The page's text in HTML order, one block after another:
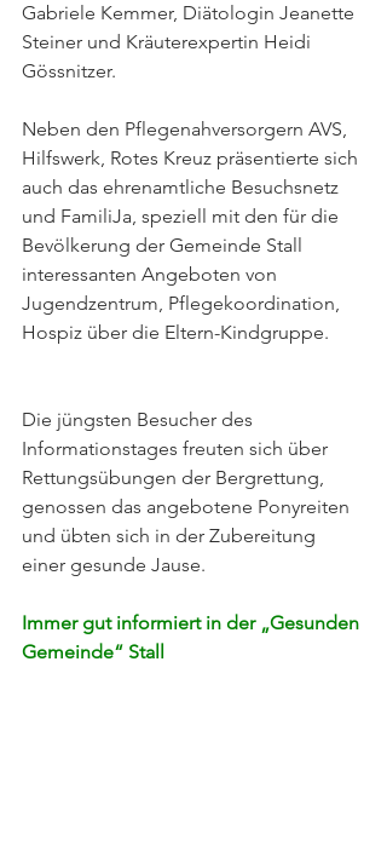
Gabriele Kemmer, Diätologin Jeanette
Steiner und Kräuterexpertin Heidi
Gössnitzer.
Neben den Pflegenahversorgern AVS,
Hilfswerk, Rotes Kreuz präsentierte sich
auch das ehrenamtliche Besuchsnetz
und FamiliJa, speziell mit den für die
Bevölkerung der Gemeinde Stall
interessanten Angeboten von
Jugendzentrum, Pflegekoordination,
Hospiz über die Eltern-Kindgruppe.
Die jüngsten Besucher des
Informationstages freuten sich über
Rettungsübungen der Bergrettung,
genossen das angebotene Ponyreiten
und übten sich in der Zubereitung
einer gesunde Jause.
Immer gut informiert in der „Gesunden
Gemeinde“ Stall